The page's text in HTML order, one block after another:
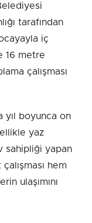
tarafından
iç
16 metre
çalışması
yıl boyunca on
yaz
sahipliği yapan
hem
ulaşımını